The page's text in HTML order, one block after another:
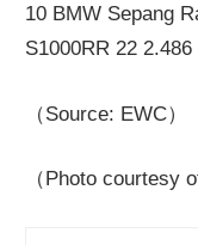
10 BMW Sepang
S1000RR 22
（Source: EWC）
（Photo courtesy